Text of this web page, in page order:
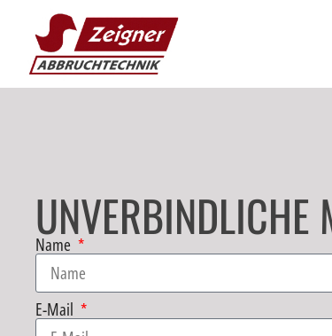
UNVERBINDLICHE
Name
E-Mail